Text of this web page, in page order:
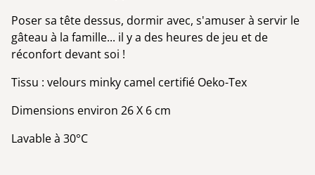
Poser sa tête dessus, dormir avec, s'amuser à servir le
gâteau à la famille... il y a des heures de jeu et de
réconfort devant soi !
Tissu : velours minky camel certifié Oeko-Tex
Dimensions environ 26 X 6 cm
Lavable à 30°C